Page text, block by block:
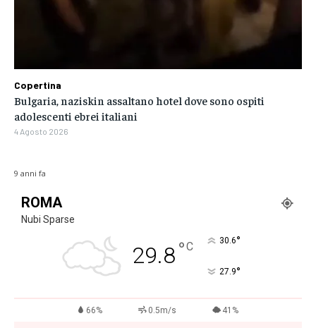
ROMA
Nubi Sparse
29.8°C 30.6°
27.9°
66% 0.5m/s 41%
9 anni fa
Copertina
Bulgaria, naziskin assaltano hotel dove sono ospiti
adolescenti ebrei italiani
4 Agosto 2026